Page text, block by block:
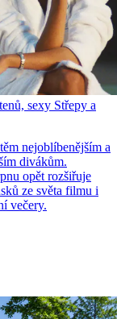
sexy Střepy a
nejoblíbenějším a
divákům.
opět rozšiřuje
ze světa filmu i
večery.